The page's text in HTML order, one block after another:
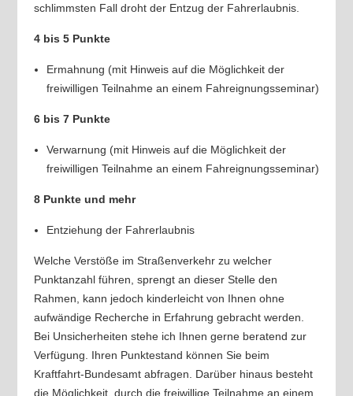
schlimmsten Fall droht der Entzug der Fahrerlaubnis.
4 bis 5 Punkte
Ermahnung (mit Hinweis auf die Möglichkeit der
freiwilligen Teilnahme an einem Fahreignungsseminar)
6 bis 7 Punkte
Verwarnung (mit Hinweis auf die Möglichkeit der
freiwilligen Teilnahme an einem Fahreignungsseminar)
8 Punkte und mehr
Entziehung der Fahrerlaubnis
Welche Verstöße im Straßenverkehr zu welcher
Punktanzahl führen, sprengt an dieser Stelle den
Rahmen, kann jedoch kinderleicht von Ihnen ohne
aufwändige Recherche in Erfahrung gebracht werden.
Bei Unsicherheiten stehe ich Ihnen gerne beratend zur
Verfügung. Ihren Punktestand können Sie beim
Kraftfahrt-Bundesamt abfragen. Darüber hinaus besteht
die Möglichkeit, durch die freiwillige Teilnahme an einem